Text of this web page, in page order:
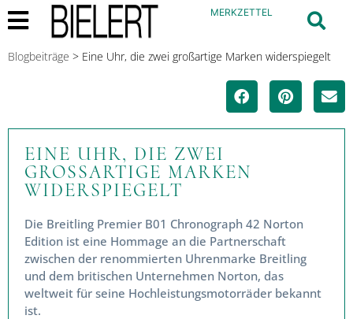
MERKZETTEL
Blogbeiträge > Eine Uhr, die zwei großartige Marken widerspiegelt
EINE UHR, DIE ZWEI
GROSSARTIGE MARKEN W
IDERSPIEGELT
Die Breitling Premier B01 Chronograph 42 Norton
Edition ist eine Hommage an die Partnerschaft
zwischen der renommierten Uhrenmarke Breitling
und dem britischen Unternehmen Norton, das
weltweit für seine Hochleistungsmotorräder
bekannt ist.